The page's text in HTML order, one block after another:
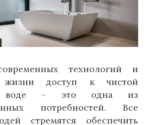
технологий и
жизни доступ к чистой
воде – это одна из
потребностей. Все
стремятся обеспечить